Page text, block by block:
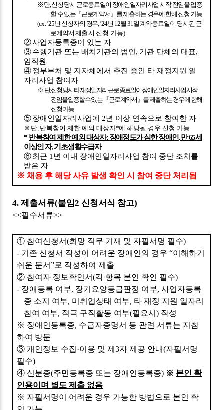
※ 단,신청 당시 근로종료일이 장애인일자리사업 시작 전임을 입증
할 수 있는『근로계약서 』 를 제출하는 경우에 한해 신청 가능
(ex. ’25년 신청자의 경우 , ’24년 12월 31 일 계약종료일이 명시된 근
로계약서 제출 시 신청 가능)
②사업자등록증이 있는 자
③수행기관 또는 배치기관의 법인 , 기관 단체의 대표,
임직원
④정부부처 및 지자체에서 추진 중인 타 재정지원 일
자리사업 참여자
※ 단,신청 당시 타 재정일자리 근로 종료일이 장애인일자리사업 시작
전임을 입증할 수있는 『근로계약서 』 를 제출하는 경우에 한해
신청 가능
⑤장애인일자리사업에 2년 이상 연속으로 참여한 자
※ 단 반복참여 제한 예외 대상자*에 해당될 경우 신청 가능
* 반복참여 제한 예외 대상자:장애정도가 심한 장애인,만65세
이상인 자,기초생활수급자
⑥최근 1 년 이내 장애인일자리사업 참여 중단 조치를
받은 자
※채용 후 해당 사유 발생 확인 시 참여 중단 처리됨
4.제출서류(붙임2신청서식 참고)
<<필수서류>>
① 참여신청서(희망 직무 기재 및 자필서명 필수)
- 기존 신청서 작성이 어려운 장애인의 경우“이해하기
쉬운 문서”로 작성하여 제출
② 참여자 정보확인서(각 항목 본인 확인 필수)
- 장애등록 여부, 장기요양등급판정 여부,사업자등록
증 소지 여부, 미취업상태 여부, 타 재정 지원 일자리
참여 여부, 적극 구직활동 여부(필요시) 작성
※ 장애인등록증, 수급자증명서 등 관련 서류는 지참
하여 방문
③개인정보 수집·이용 및 제3자 제공 안내(자필서명
필수)
④ 신분증(주민등록증 또는 장애인등록증) ※ 본인 확
인용이며 별도 제출 없음
※ 자필서명이 어려운 경우 가능한 방법으로 본인 확